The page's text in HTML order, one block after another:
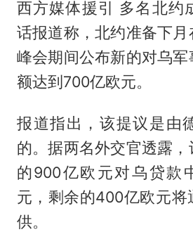
西方媒体援引 多名北约
话报道称，北约准备下月
峰会期间公布新的对乌
额达到700亿欧元。
报道指出，该提议是由
的。据两名外交官透露
的900亿欧元对乌贷款
元，剩余的400亿欧元将
供。